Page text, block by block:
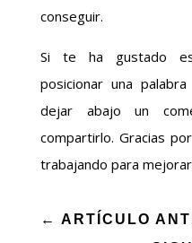
conseguir.
Si te ha gustado
posicionar una
dejar abajo un
compartirlo. Gracias
trabajando para
← ARTÍCULO